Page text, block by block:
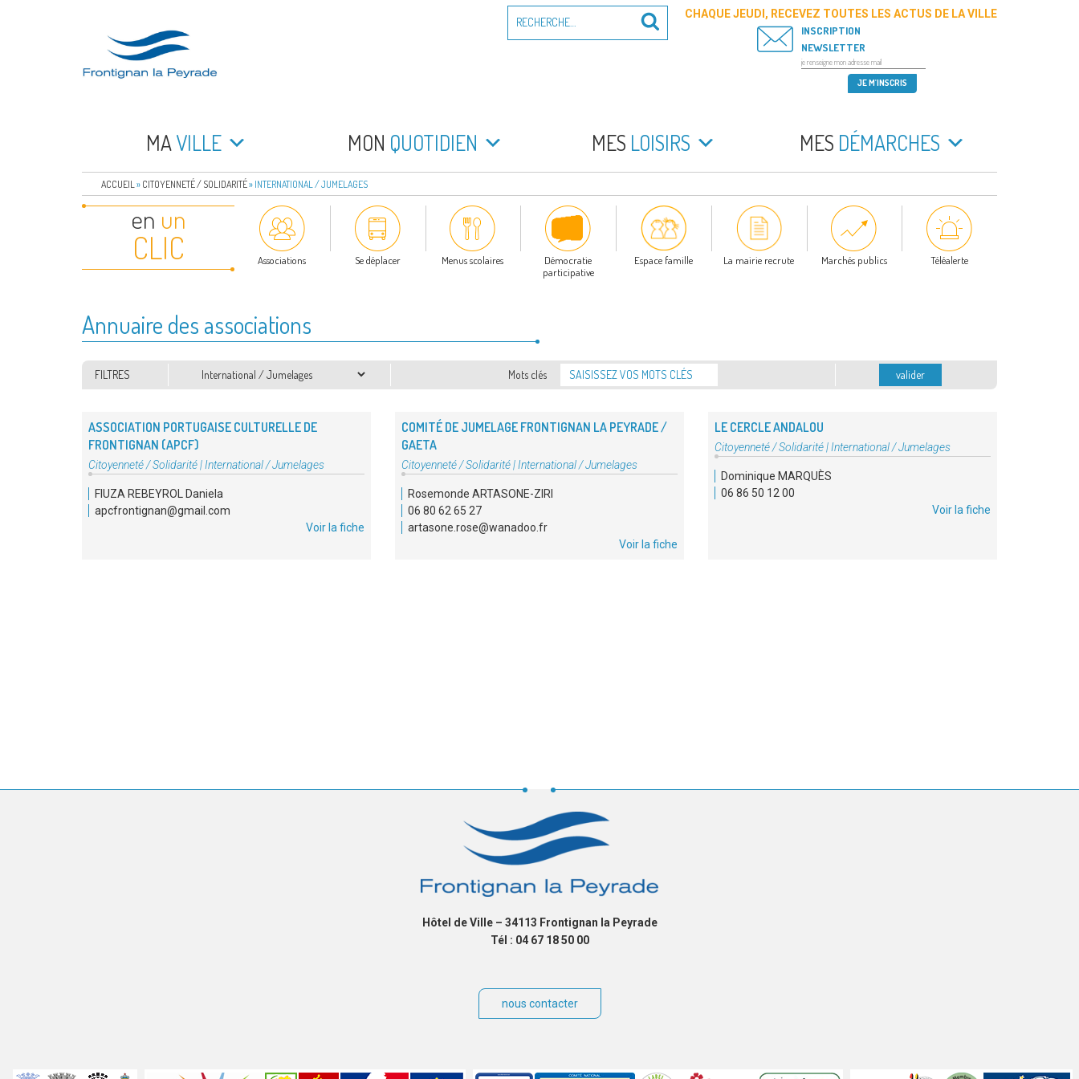
FRONTIGNAN LA PEYRADE
pour
Recherche
CHAQUE JEUDI, RECEVEZ TOUTES LES ACTUS DE LA VILLE
INSCRIPTION
NEWSLETTER
MAVILLE MON QUOTIDIEN MES LOISIRS MES DÉMARCHES
ACCUEIL » CITOYENNETÉ / SOLIDARITÉ» INTERNATIONAL / JUMELAGES
en un
CLIC Associations Se déplacer Menus scolaires
Démocratie
participative
Espace famille La mairie recrute Marchés publics Téléalerte
Annuaire des associations
FILTRES Thématiques Mots clés valider
ASSOCIATION PORTUGAISE CULTURELLE DE
FRONTIGNAN (APCF)
Type
:
Citoyenneté / Solidarité| International / Jumelages
FIUZA REBEYROL Daniela
apcfrontignan@gmail.com
Voir la fiche
COMITÉ DE JUMELAGE FRONTIGNAN LA PEYRADE /
GAETA
Type
:
Citoyenneté / Solidarité| International / Jumelages
Rosemonde ARTASONE-ZIRI
06 80 62 65 27
artasone.rose@wanadoo.fr
Voir la fiche
LE CERCLE ANDALOU
Type
:
Citoyenneté / Solidarité| International / Jumelages
Dominique MARQUÈS
06 86 50 12 00
Voir la fiche
Hôtel de Ville – 34113 Frontignan la Peyrade
Tél : 04 67 18 50 00
nous contacter